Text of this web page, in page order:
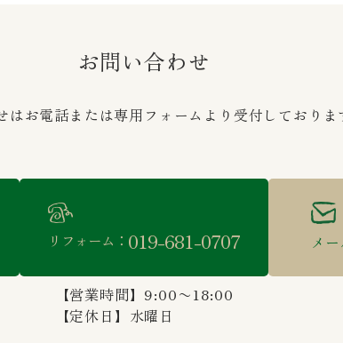
お問い合わせ
はお電話または専用フォームより受付しておりま
リフォーム： 019-681-0707
【営業時間】9:00〜18:00
【定休日】水曜日
メ